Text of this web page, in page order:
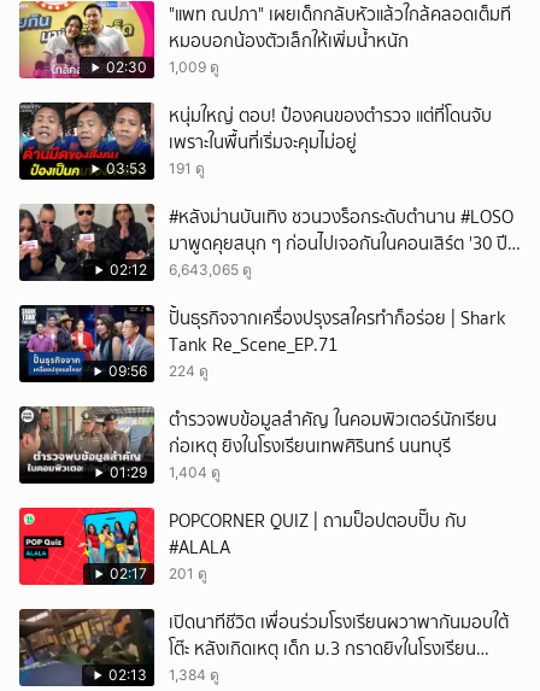
02:30
"แพท ณปภา" เผยเด็กกลับหัวแล้วใกล้คลอดเต็มที
หมอบอกน้องตัวเล็กให้เพิ่มน้ำหนัก
1,009 ดู
03:53
หนุ่มใหญ่ ตอบ! ป๋องคนของตำรวจ แต่ที่โดนจับ
เพราะในพื้นที่เริ่มจะคุมไม่อยู่
191 ดู
02:12
#หลังม่านบันเทิง ชวนวงร็อกระดับตำนาน #LOSO
มาพูดคุยสนุก ๆ ก่อนไปเจอกันในคอนเสิร์ต '30 ปี
LOSO นานเท่าไรก็รอ'
6,643,065 ดู
09:56
ปั้นธุรกิจจากเครื่องปรุงรสใครทำก็อร่อย | Shark
Tank Re_Scene_EP.71
224 ดู
01:29
ตำรวจพบข้อมูลสำคัญ ในคอมพิวเตอร์นักเรียน
ก่อเหตุ ยิงในโรงเรียนเทพศิรินทร์ นนทบุรี
1,404 ดู
02:17
POPCORNER QUIZ | ถามป็อปตอบปั๊บ กับ
#ALALA
201 ดู
02:13
เปิดนาทีชีวิต เพื่อนร่วมโรงเรียนผวาพากันมอบใต้
โต๊ะ หลังเกิดเหตุ เด็ก ม.3 กราดยิvในโรงเรียน
เทพศิรินทร์นนท์ แบบไม่เลือกหน้า เสียงปืนดังสนั่น
1,384 ดู